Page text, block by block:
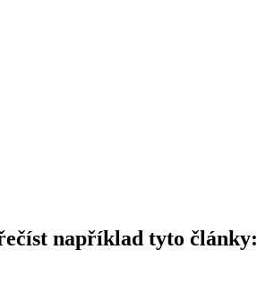
například tyto články: